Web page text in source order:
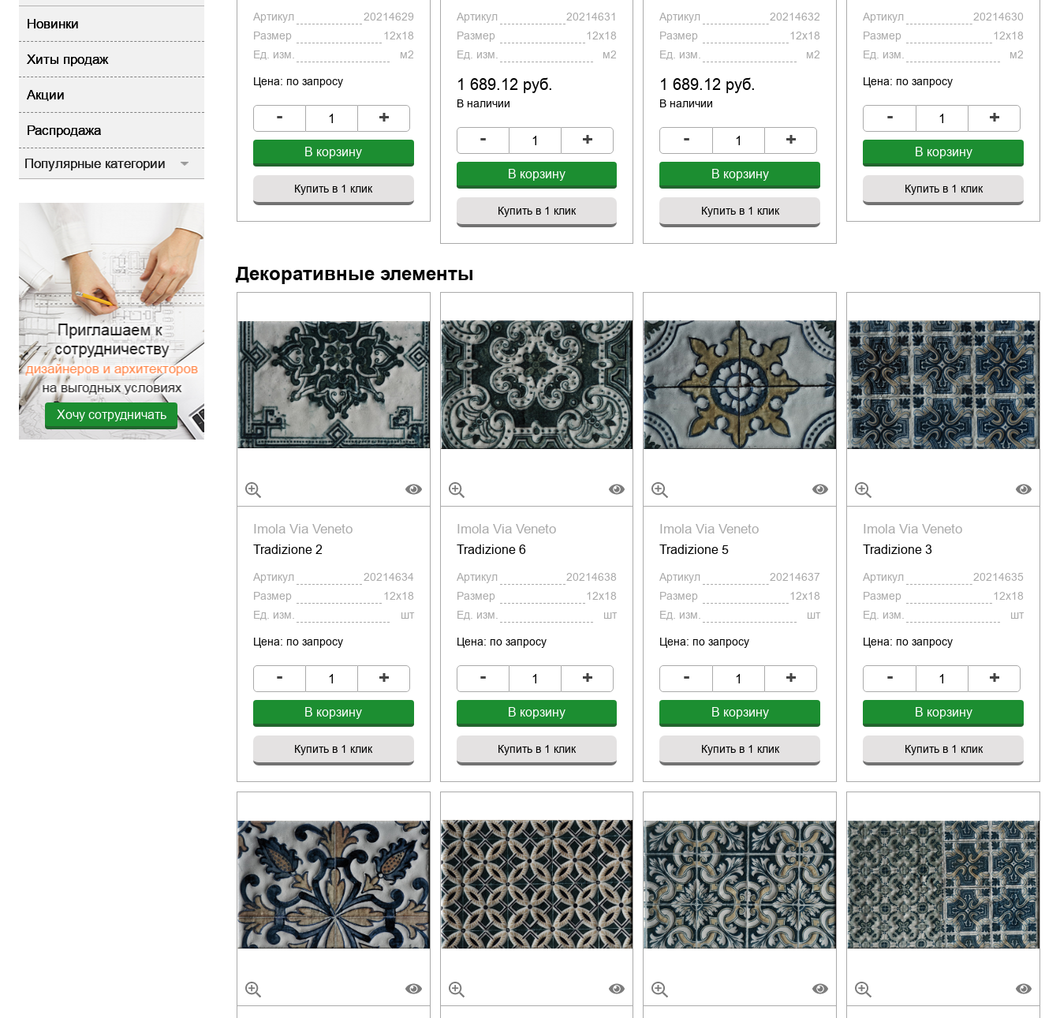
Новинки
Хиты продаж
Акции
Распродажа
Популярные категории
Хочу сотрудничать
Артикул
20214629
Размер
12x18
Ед. изм.
м2
Цена: по запросу
- +
В корзину
Купить в 1 клик
Артикул
20214631
Размер
12x18
Ед. изм.
м2
1 689.12 руб.
В наличии
- +
В корзину
Купить в 1 клик
Артикул
20214632
Размер
12x18
Ед. изм.
м2
1 689.12 руб.
В наличии
- +
В корзину
Купить в 1 клик
Артикул
20214630
Размер
12x18
Ед. изм.
м2
Цена: по запросу
- +
В корзину
Купить в 1 клик
Декоративные элементы
Imola Via Veneto
Tradizione 2
Артикул
20214634
Размер
12x18
Ед. изм.
шт
Цена: по запросу
- +
В корзину
Купить в 1 клик
Imola Via Veneto
Tradizione 6
Артикул
20214638
Размер
12x18
Ед. изм.
шт
Цена: по запросу
- +
В корзину
Купить в 1 клик
Imola Via Veneto
Tradizione 5
Артикул
20214637
Размер
12x18
Ед. изм.
шт
Цена: по запросу
- +
В корзину
Купить в 1 клик
Imola Via Veneto
Tradizione 3
Артикул
20214635
Размер
12x18
Ед. изм.
шт
Цена: по запросу
- +
В корзину
Купить в 1 клик